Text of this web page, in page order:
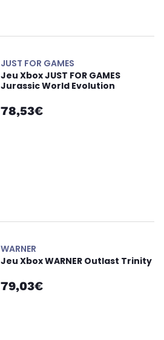
JUST FOR GAMES
Jeu Xbox JUST FOR GAMES
Jurassic World Evolution
78,53€
WARNER
Jeu Xbox WARNER Outlast Trinity
79,03€